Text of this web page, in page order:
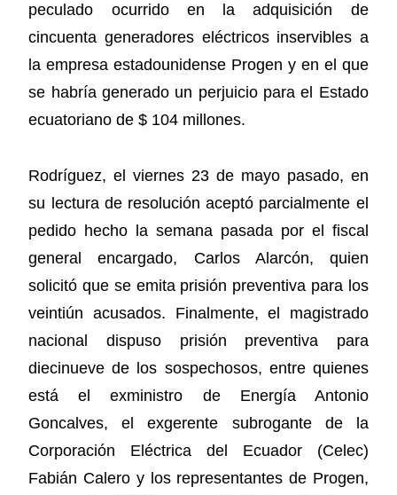
peculado ocurrido en la adquisición de
cincuenta generadores eléctricos inservibles a
la empresa estadounidense Progen y en el que
se habría generado un perjuicio para el Estado
ecuatoriano de $ 104 millones.
Rodríguez, el viernes 23 de mayo pasado, en
su lectura de resolución aceptó parcialmente el
pedido hecho la semana pasada por el fiscal
general encargado, Carlos Alarcón, quien
solicitó que se emita prisión preventiva para los
veintiún acusados. Finalmente, el magistrado
nacional dispuso prisión preventiva para
diecinueve de los sospechosos, entre quienes
está el exministro de Energía Antonio
Goncalves, el exgerente subrogante de la
Corporación Eléctrica del Ecuador (Celec)
Fabián Calero y los representantes de Progen,